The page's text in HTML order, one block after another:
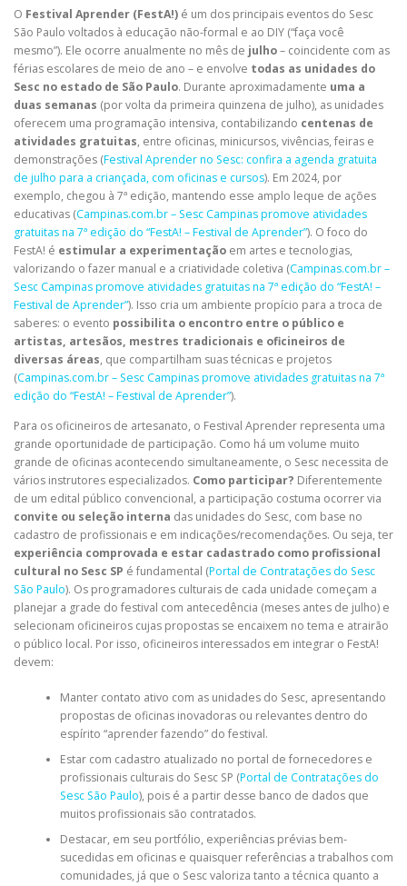
O Festival Aprender (FestA!) é um dos principais eventos do Sesc
São Paulo voltados à educação não-formal e ao DIY (“faça você
mesmo”). Ele ocorre anualmente no mês de julho– coincidente com as
férias escolares de meio de ano – e envolve todas as unidades do
Sesc no estado de São Paulo. Durante aproximadamente uma a
duas semanas (por volta da primeira quinzena de julho), as unidades
oferecem uma programação intensiva, contabilizando centenas de
atividades gratuitas, entre oficinas, minicursos, vivências, feiras e
demonstrações (Festival Aprender no Sesc: confira a agenda gratuita
de julho para a criançada, com oficinas e cursos). Em 2024, por
exemplo, chegou à 7ª edição, mantendo esse amplo leque de ações
educativas (Campinas.com.br – Sesc Campinas promove atividades
gratuitas na 7ª edição do “FestA! – Festival de Aprender”). O foco do
FestA! é estimular a experimentação em artes e tecnologias,
valorizando o fazer manual e a criatividade coletiva (Campinas.com.br –
Sesc Campinas promove atividades gratuitas na 7ª edição do “FestA! –
Festival de Aprender”). Isso cria um ambiente propício para a troca de
saberes: o evento possibilita o encontro entre o público e
artistas, artesãos, mestres tradicionais e oficineiros de
diversas áreas, que compartilham suas técnicas e projetos
(Campinas.com.br – Sesc Campinas promove atividades gratuitas na 7ª
edição do “FestA! – Festival de Aprender”).
Para os oficineiros de artesanato, o Festival Aprender representa uma
grande oportunidade de participação. Como há um volume muito
grande de oficinas acontecendo simultaneamente, o Sesc necessita de
vários instrutores especializados. Como participar? Diferentemente
de um edital público convencional, a participação costuma ocorrer via
convite ou seleção interna das unidades do Sesc, com base no
cadastro de profissionais e em indicações/recomendações. Ou seja, ter
experiência comprovada e estar cadastrado como profissional
cultural no Sesc SP é fundamental (Portal de Contratações do Sesc
São Paulo). Os programadores culturais de cada unidade começam a
planejar a grade do festival com antecedência (meses antes de julho) e
selecionam oficineiros cujas propostas se encaixem no tema e atrairão
o público local. Por isso, oficineiros interessados em integrar o FestA!
devem:
Manter contato ativo com as unidades do Sesc, apresentando
propostas de oficinas inovadoras ou relevantes dentro do
espírito “aprender fazendo” do festival.
Estar com cadastro atualizado no portal de fornecedores e
profissionais culturais do Sesc SP (Portal de Contratações do
Sesc São Paulo), pois é a partir desse banco de dados que
muitos profissionais são contratados.
Destacar, em seu portfólio, experiências prévias bem-
sucedidas em oficinas e quaisquer referências a trabalhos com
comunidades, já que o Sesc valoriza tanto a técnica quanto a